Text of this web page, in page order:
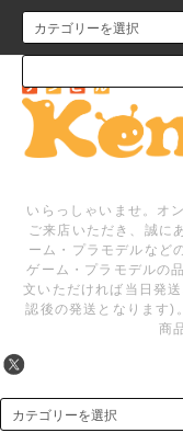
いらっしゃいませ。オ
ご来店いただき、誠に
ーム・プラモデルなど
ゲーム・プラモデルの
文いただければ当日発
認後の発送となります)
商